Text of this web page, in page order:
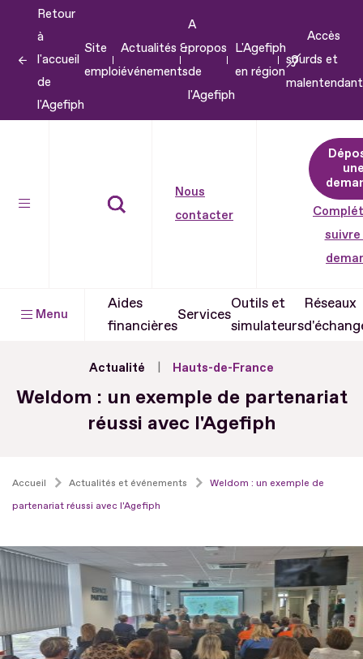
contenu
Retour
à
l'accueil
de
l'Agefiph
Site
emploi
Actualités &
événements
A
propos
de
l'Agefiph
L'Agefiph
en région
Accès
sourds et
Nous
contacter
suivre
Menu
Aides
financières
Services
Outils et
simulateurs
Réseaux
Actualité Hauts-de-France
Weldom : un exemple de partenariat
réussi avec l'Agefiph
Accueil Actualités et événements
Weldom : un exemple de
partenariat réussi avec l'Agefiph